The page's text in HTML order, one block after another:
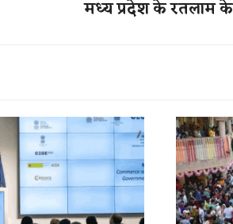
मध्य प्रदेश के रतलाम के